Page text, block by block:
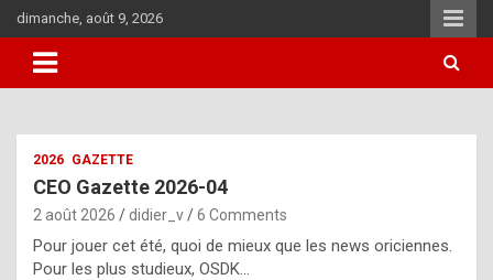
Skip
to
content
dimanche, août 9, 2026
i
2026 GAZETTE
CEO Gazette 2026-04
2 août 2026 didier_v 6 Comments
Pour jouer cet été, quoi de mieux que les news oriciennes.
Pour les plus studieux, OSDK…